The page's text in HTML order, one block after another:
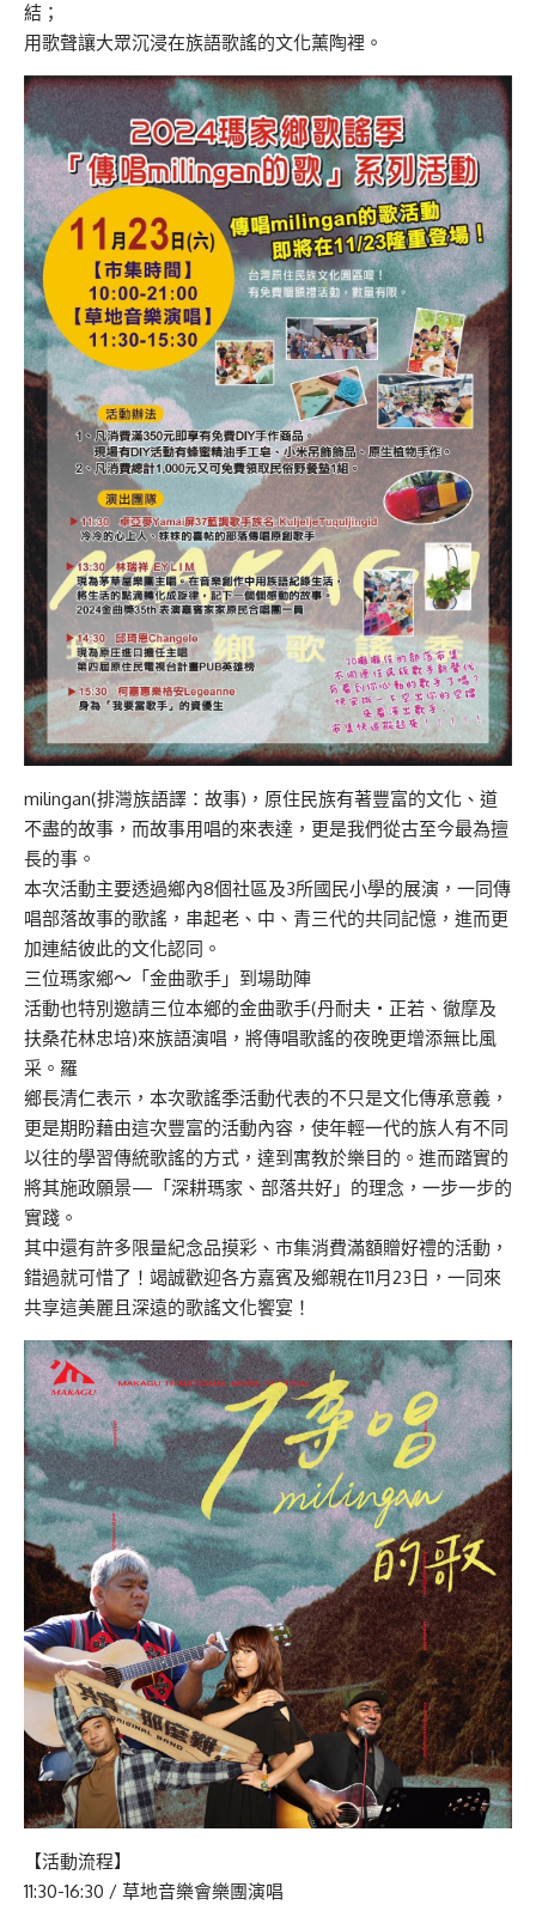
結；
用歌聲讓大眾沉浸在族語歌謠的文化薰陶裡。
milingan(排灣族語譯：故事)，原住民族有著豐富的文化、道
不盡的故事，而故事用唱的來表達，更是我們從古至今最為擅
長的事。
本次活動主要透過鄉內8個社區及3所國民小學的展演，一同傳
唱部落故事的歌謠，串起老、中、青三代的共同記憶，進而更
加連結彼此的文化認同。
三位瑪家鄉～「金曲歌手」到場助陣
活動也特別邀請三位本鄉的金曲歌手(丹耐夫‧正若、徹摩及
扶桑花林忠培)來族語演唱，將傳唱歌謠的夜晚更增添無比風
采。羅
鄉長清仁表示，本次歌謠季活動代表的不只是文化傳承意義，
更是期盼藉由這次豐富的活動內容，使年輕一代的族人有不同
以往的學習傳統歌謠的方式，達到寓教於樂目的。進而踏實的
將其施政願景—「深耕瑪家、部落共好」的理念，一步一步的
實踐。
其中還有許多限量紀念品摸彩、市集消費滿額贈好禮的活動，
錯過就可惜了！竭誠歡迎各方嘉賓及鄉親在11月23日，一同來
共享這美麗且深遠的歌謠文化饗宴！
【活動流程】
11:30-16:30 / 草地音樂會樂團演唱